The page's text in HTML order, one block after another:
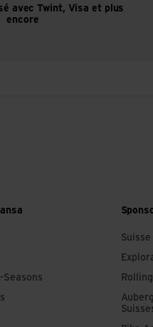
avec Twint, Visa et plus
encore
Seasons
Suisse